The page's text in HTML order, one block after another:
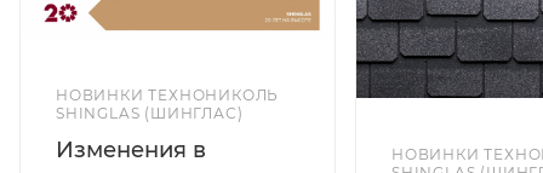
НОВИНКИ ТЕХНОНИКОЛЬ
SHINGLAS (ШИНГЛАС)
Изменения в
НОВИНКИ